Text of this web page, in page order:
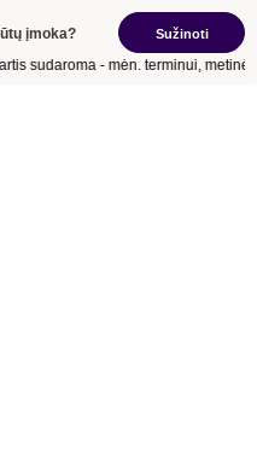
Sužinoti
įmoka?
sudaroma- mėn.terminui, metinė